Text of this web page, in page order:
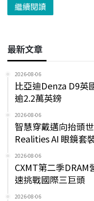
繼續閱讀
最新文章
2026-08-06
比亞迪Denza D9英
逾2.2萬英鎊
2026-08-06
智慧穿戴邁向抬頭
Realities AI 眼鏡套
2026-08-06
CXMT第二季
速挑戰國際三巨頭
2026-08-06